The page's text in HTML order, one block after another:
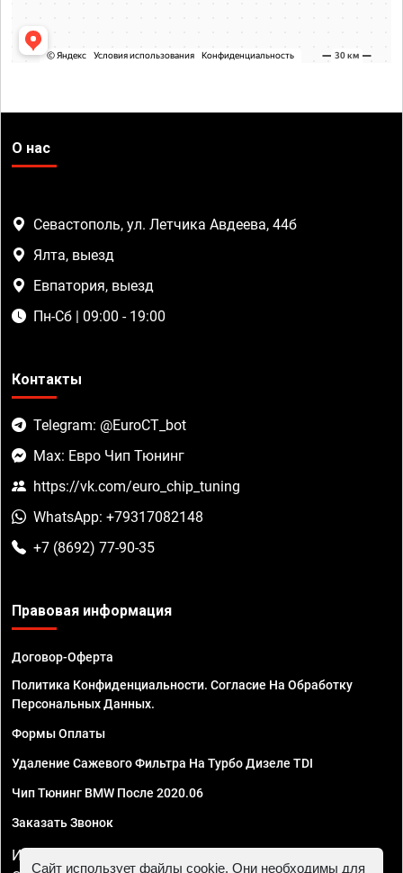
О нас
Севастополь, ул. Летчика Авдеева, 44б
Ялта, выезд
Евпатория, выезд
Пн-Сб | 09:00 - 19:00
Контакты
Telegram: @EuroCT_bot
Max: Евро Чип Тюнинг
https://vk.com/euro_chip_tuning
WhatsApp: +79317082148
+7 (8692) 77-90-35
Правовая информация
Договор-Оферта
Политика Конфиденциальности. Согласие На Обработку
Персональных Данных.
Формы Оплаты
Удаление Сажевого Фильтра На Турбо Дизеле TDI
Чип Тюнинг BMW После 2020.06
Заказать Звонок
ИП Смирнов Георгий Павлович. ИНН 781302555843,
Сайт использует файлы cookie. Они необходимы для